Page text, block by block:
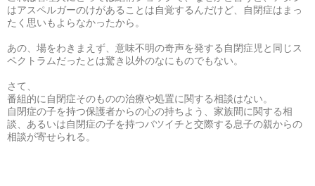
はアスペルガーのけがあることは自覚するんだけど、自閉症はまっ
たく思いもよらなかったから。
あの、場をわきまえず、意味不明の奇声を発する自閉症児と同じス
ペクトラムだったとは驚き以外のなにものでもない。
さて、
番組的に自閉症そのものの治療や処置に関する相談はない。
自閉症の子を持つ保護者からの心の持ちよう、家族間に関する相
談、あるいは自閉症の子を持つバツイチと交際する息子の親からの
相談が寄せられる。